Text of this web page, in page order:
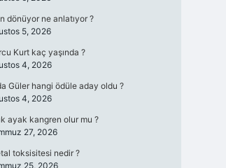
dönüyor ne anlatıyor ?
5, 2026
Kurt kaç yaşında ?
4, 2026
Güler hangi ödüle aday oldu ?
4, 2026
ayak kangren olur mu ?
27, 2026
toksisitesi nedir ?
25, 2026